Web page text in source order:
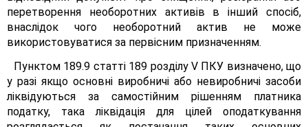
перетворення необоротних активів в інший спосіб,
внаслідок чого необоротний актив не може
використовуватися за первісним призначенням.
Пунктом 189.9 статті 189 розділу V ПКУ визначено, що
у разі якщо основні виробничі або невиробничі засоби
ліквідуються за самостійним рішенням платника
податку, така ліквідація для цілей оподаткування